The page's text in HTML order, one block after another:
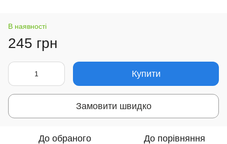
В наявності
245 грн
Купити
Замовити швидко
До обраного До порівняння